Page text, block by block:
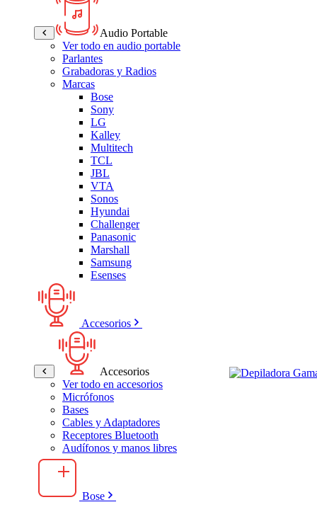
Audio Portable
Ver todo en audio portable
Parlantes
Grabadoras y Radios
Marcas
Bose
Sony
LG
Kalley
Multitech
TCL
JBL
VTA
Sonos
Hyundai
Challenger
Panasonic
Marshall
Samsung
Esenses
Accesorios
Accesorios
Ver todo en accesorios
Micrófonos
Bases
Cables y Adaptadores
Receptores Bluetooth
Audífonos y manos libres
Bose